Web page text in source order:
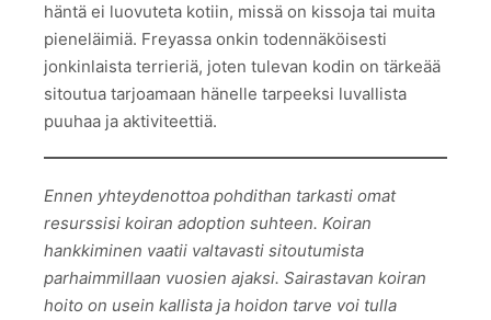
häntä ei luovuteta kotiin, missä on kissoja tai muita
pieneläimiä. Freyassa onkin todennäköisesti
jonkinlaista terrieriä, joten tulevan kodin on tärkeää
sitoutua tarjoamaan hänelle tarpeeksi luvallista
puuhaa ja aktiviteettiä.
Ennen yhteydenottoa pohdithan tarkasti omat
resurssisi koiran adoption suhteen. Koiran
hankkiminen vaatii valtavasti sitoutumista
parhaimmillaan vuosien ajaksi. Sairastavan koiran
hoito on usein kallista ja hoidon tarve voi tulla